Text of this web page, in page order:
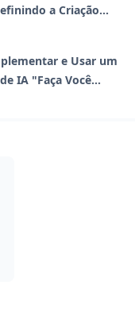
a Criação
e Usar um
IA "Faça Você
de 2026)